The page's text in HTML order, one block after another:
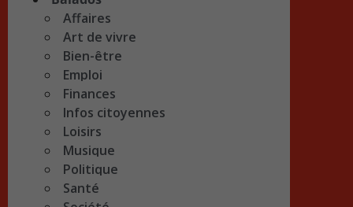
Affaires
Art de vivre
Bien-être
Emploi
Finances
Infos citoyennes
Loisirs
Musique
Politique
Santé